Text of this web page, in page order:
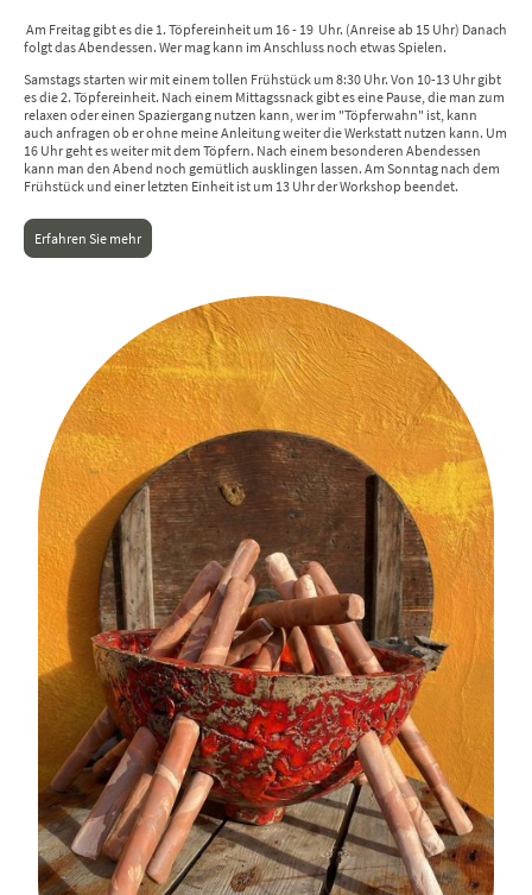
Am Freitag gibt es die 1. Töpfereinheit um 16 - 19 Uhr. (Anreise ab 15 Uhr) Danach
folgt das Abendessen. Wer mag kann im Anschluss noch etwas Spielen.
Samstags starten wir mit einem tollen Frühstück um 8:30 Uhr. Von 10-13 Uhr gibt
es die 2. Töpfereinheit. Nach einem Mittagssnack gibt es eine Pause, die man zum
relaxen oder einen Spaziergang nutzen kann, wer im "Töpferwahn" ist, kann
auch anfragen ob er ohne meine Anleitung weiter die Werkstatt nutzen kann. Um
16 Uhr geht es weiter mit dem Töpfern. Nach einem besonderen Abendessen
kann man den Abend noch gemütlich ausklingen lassen. Am Sonntag nach dem
Frühstück und einer letzten Einheit ist um 13 Uhr der Workshop beendet.
Erfahren Sie mehr